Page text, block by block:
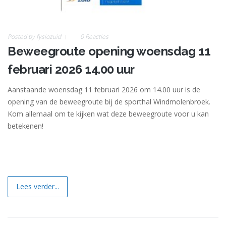
Posted byfysiozuid 0 Reacties
Beweegroute opening woensdag 11
februari 2026 14.00 uur
Aanstaande woensdag 11 februari 2026 om 14.00 uur is de
opening van de beweegroute bij de sporthal Windmolenbroek.
Kom allemaal om te kijken wat deze beweegroute voor u kan
betekenen!
Lees verder...